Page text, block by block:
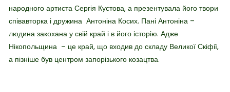
народного артиста Сергія Кустова, а презентувала його твори
співавторка і дружина Антоніна Косих. Пані Антоніна –
людина закохана у свій край і в його історію. Адже
Нікопольщина – це край, що входив до складу Великої Скіфії,
а пізніше був центром запорізького козацтва.